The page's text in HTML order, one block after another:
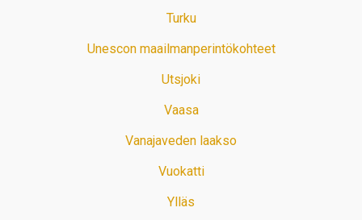
Turku
Unescon maailmanperintökohteet
Utsjoki
Vaasa
Vanajaveden laakso
Vuokatti
Ylläs